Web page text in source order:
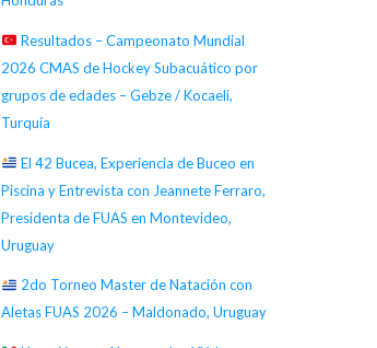
Resultados – Campeonato Mundial
2026 CMAS de Hockey Subacuático por
grupos de edades – Gebze / Kocaeli,
Turquía
El 42 Bucea, Experiencia de Buceo en
Piscina y Entrevista con Jeannete Ferraro,
Presidenta de FUAS en Montevideo,
Uruguay
2do Torneo Master de Natación con
Aletas FUAS 2026 – Maldonado, Uruguay